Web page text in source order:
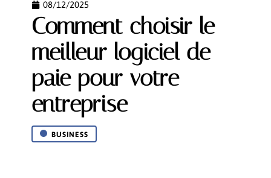
08/12/2025
Comment choisir le
meilleur logiciel de
paie pour votre
entreprise
BUSINESS